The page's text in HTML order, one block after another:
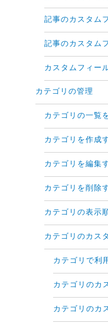
記事のカスタム
記事のカスタム
カスタムフィー
カテゴリの管理
カテゴリの一覧
カテゴリを作成
カテゴリを編集
カテゴリを削除
カテゴリの表示
カテゴリのカス
カテゴリで利
カテゴリのカ
カテゴリのカ